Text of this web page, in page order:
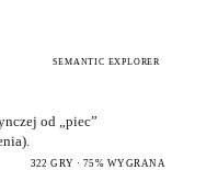
SEMANTIC EXPLORER
od „piec”
322 GRY · 75% WYGRANA